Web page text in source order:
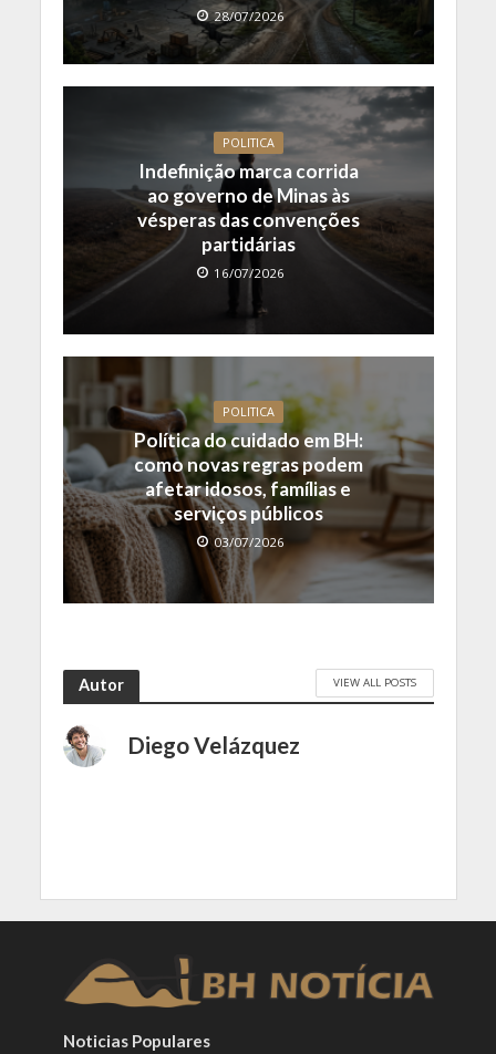
28/07/2026
POLITICA
Indefinição marca corrida
ao governo de Minas às
vésperas das convenções
partidárias
16/07/2026
POLITICA
Política do cuidado em BH:
como novas regras podem
afetar idosos, famílias e
serviços públicos
03/07/2026
Autor VIEW ALL POSTS
Diego Velázquez
Noticias Populares